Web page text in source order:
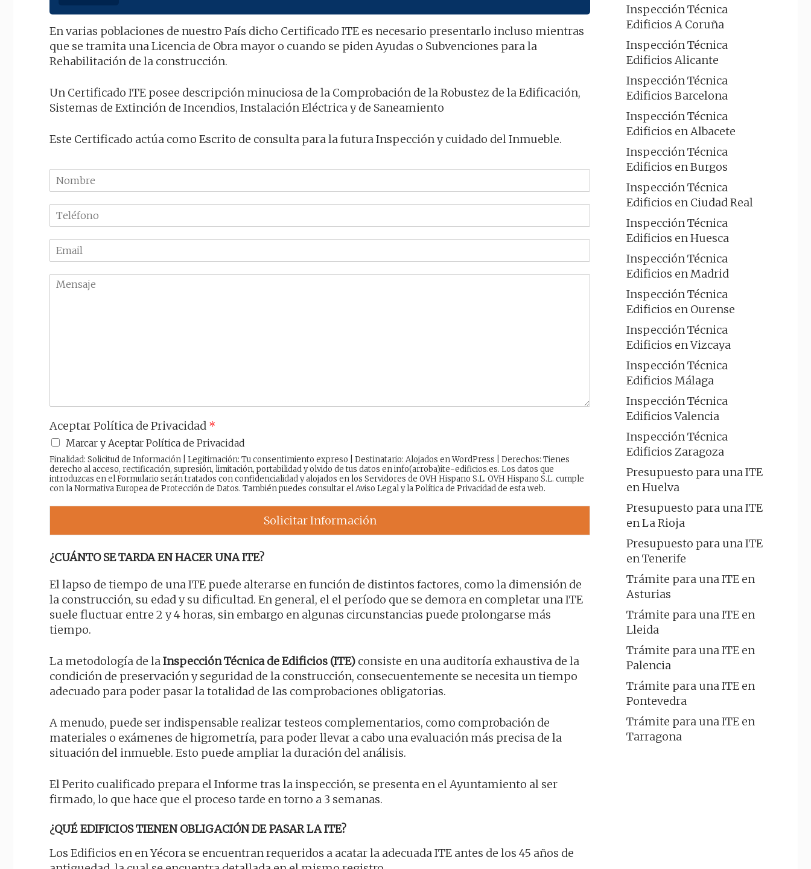
En varias poblaciones de nuestro País dicho Certificado ITE es necesario presentarlo incluso mientras
que se tramita una Licencia de Obra mayor o cuando se piden Ayudas o Subvenciones para la
Rehabilitación de la construcción.
Un Certificado ITE posee descripción minuciosa de la Comprobación de la Robustez de la Edificación,
Sistemas de Extinción de Incendios, Instalación Eléctrica y de Saneamiento
Este Certificado actúa como Escrito de consulta para la futura Inspección y cuidado del Inmueble.
N
o
m
r
e
l
f
m
a
M
Aceptar Política de Privacidad *
Marcar y Aceptar Política de Privacidad
Finalidad: Solicitud de Información | Legitimación: Tu consentimiento expreso | Destinatario: Alojados en WordPress | Derechos: Tienes
derecho al acceso, rectificación, supresión, limitación, portabilidad y olvido de tus datos en info(arroba)ite-edificios.es. Los datos que
introduzcas en el Formulario serán tratados con confidencialidad y alojados en los Servidores de OVH Hispano S.L. OVH Hispano S.L. cumple
con la Normativa Europea de Protección de Datos. También puedes consultar elAviso Legaly laPolítica de Privacidadde esta web.
Solicitar Información
¿CUÁNTO SE TARDA EN HACER UNA ITE?
El lapso de tiempo de una ITE puede alterarse en función de distintos factores, como la dimensión de
la construcción, su edad y su dificultad. En general, el el período que se demora en completar una ITE
suele fluctuar entre 2 y 4 horas, sin embargo en algunas circunstancias puede prolongarse más
tiempo.
La metodología de laInspección Técnica de Edificios (ITE) consiste en una auditoría exhaustiva de la
condición de preservación y seguridad de la construcción, consecuentemente se necesita un tiempo
adecuado para poder pasar la totalidad de las comprobaciones obligatorias.
A menudo, puede ser indispensable realizar testeos complementarios, como comprobación de
materiales o exámenes de higrometría, para poder llevar a cabo una evaluación más precisa de la
situación del inmueble. Esto puede ampliar la duración del análisis.
El Perito cualificado prepara el Informe tras la inspección, se presenta en el Ayuntamiento al ser
firmado, lo que hace que el proceso tarde en torno a 3 semanas.
¿QUÉ EDIFICIOS TIENEN OBLIGACIÓN DE PASAR LA ITE?
Los Edificios en en Yécora se encuentran requeridos a acatar la adecuada ITE antes de los 45 años de
Inspección Técnica
Edificios A Coruña
Inspección Técnica
Edificios Alicante
Inspección Técnica
Edificios Barcelona
Inspección Técnica
Edificios en Albacete
Inspección Técnica
Edificios en Burgos
Inspección Técnica
Edificios en Ciudad Real
Inspección Técnica
Edificios en Huesca
Inspección Técnica
Edificios en Madrid
Inspección Técnica
Edificios en Ourense
Inspección Técnica
Edificios en Vizcaya
Inspección Técnica
Edificios Málaga
Inspección Técnica
Edificios Valencia
Inspección Técnica
Edificios Zaragoza
Presupuesto para una ITE
en Huelva
Presupuesto para una ITE
en La Rioja
Presupuesto para una ITE
en Tenerife
Trámite para una ITE en
Asturias
Trámite para una ITE en
Lleida
Trámite para una ITE en
Palencia
Trámite para una ITE en
Pontevedra
Trámite para una ITE en
Tarragona